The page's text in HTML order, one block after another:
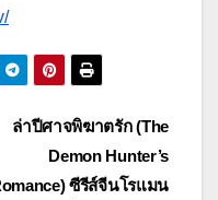
ล่าปีศาจพิฆาตรัก (The
Demon Hunter’s
ซีรีส์จีนโรแมน